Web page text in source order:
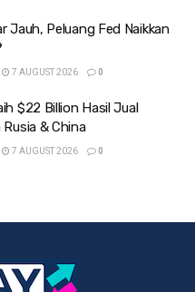
Jauh, Peluang Fed Naikkan
7 AUGUST 2026 0
$22 Billion Hasil Jual
& China
7 AUGUST 2026 0